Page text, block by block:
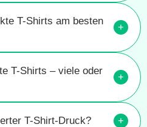
T-Shirts am besten
+
T-Shirts – viele oder
+
T-Shirt-Druck? +